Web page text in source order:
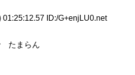
01:25:12.57 ID:/G+enjLU0.net
たまらん